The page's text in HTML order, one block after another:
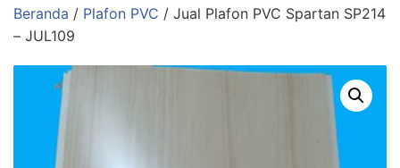
Beranda / Plafon PVC / Jual Plafon PVC Spartan SP214
– JUL109